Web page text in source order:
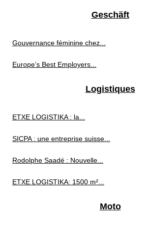
Geschäft
Gouvernance féminine chez...
Europe’s Best Employers...
Logistiques
ETXE LOGISTIKA : la...
SICPA : une entreprise suisse...
Rodolphe Saadé : Nouvelle...
ETXE LOGISTIKA: 1500 m²...
Moto